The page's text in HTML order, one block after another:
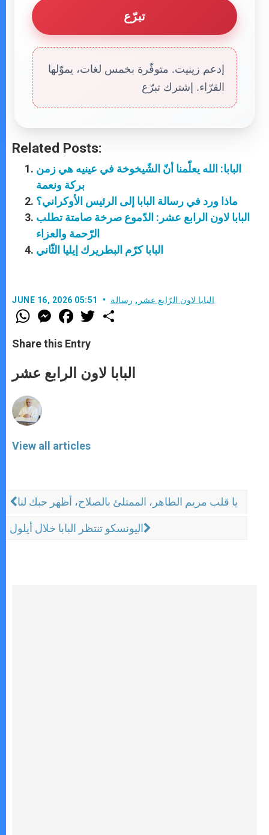
تبرّع
إدعم زينيت. متوفّرة بخمس لغات، يموّلها
القرّاء. إشترك تبرّع
Related Posts:
البابا: الله يعلّمنا أنّ الشّيخوخة في عينيه هي زمن
بركة ونعمة
ماذا ورد في رسالة البابا إلى الرئيس الأوكراني؟
البابا لاون الرابع عشر: الدّموع صرخة صامتة تطلب
الرّحمة والعزاء
البابا كرّم البطريرك إيليا الثّاني
JUNE 16, 2026 05:51 البابا لاون الرّابع عشر , رسالة
W
h
t
s
p
p
M
e
s
e
g
e
F
a
e
b
o
k
w
r
Share this Entry
البابا لاون الرابع عشر
View all articles
يا قلب مريم الطاهر، الممتلئ بالصلاح، أظهر حبك لنا
اليونسكو تنتظر البابا خلال أيلول